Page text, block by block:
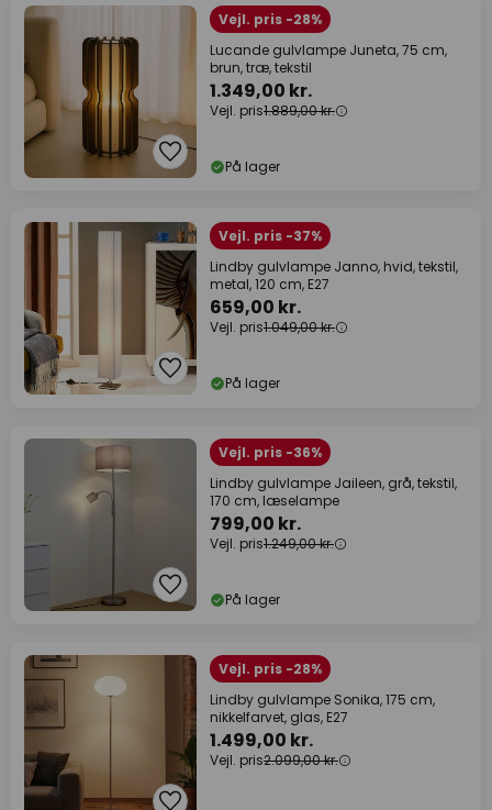
Vejl. pris -28%
Lucande gulvlampe Juneta, 75 cm,
brun, træ, tekstil
1.349,00 kr.
Vejl. pris1.889,00 kr.
På lager
Vejl. pris -37%
Lindby gulvlampe Janno, hvid, tekstil,
metal, 120 cm, E27
659,00 kr.
Vejl. pris1.049,00 kr.
På lager
Vejl. pris -36%
Lindby gulvlampe Jaileen, grå, tekstil,
170 cm, læselampe
799,00 kr.
Vejl. pris1.249,00 kr.
På lager
Vejl. pris -28%
Lindby gulvlampe Sonika, 175 cm,
nikkelfarvet, glas, E27
1.499,00 kr.
Vejl. pris2.099,00 kr.